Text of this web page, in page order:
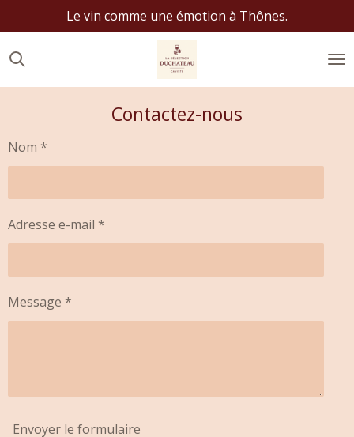
au
contenu
Le vin comme une émotion à Thônes.
Contactez-nous
Nom *
Adresse e-mail *
Message *
Envoyer le formulaire